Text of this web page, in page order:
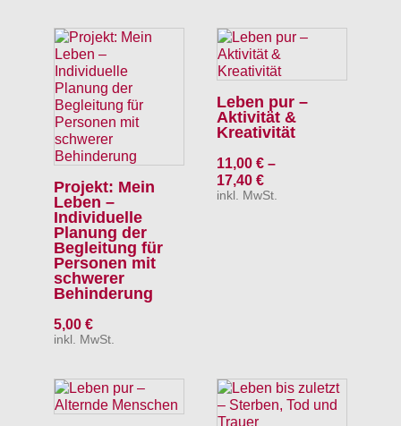
Projekt: Mein
Leben –
Individuelle
Planung der
Begleitung für
Personen mit
schwerer
Behinderung
5,00€
inkl. MwSt.
Leben pur –
Aktivität &
Kreativität
11,00€ –
17,40€
inkl. MwSt.